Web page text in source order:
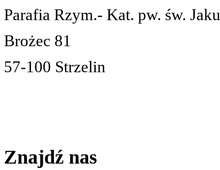
Parafia Rzym.- Kat. pw. św.
Brożec 81
57-100 Strzelin
Znajdź nas